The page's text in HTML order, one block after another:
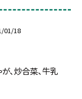
01/18
、炒合菜、牛乳